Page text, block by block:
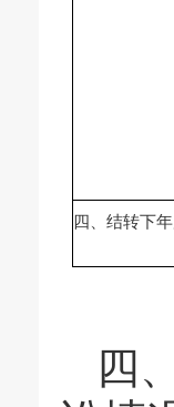
四、结转下
四